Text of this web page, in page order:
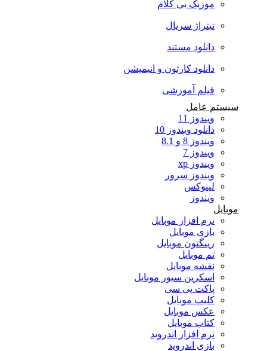
موزیک بی کلام
تیتراژ سریال
دانلود مستند
دانلود کارتون و انیمیشن
فیلم آموزشی
سیستم عامل
ویندوز 11
دانلود ویندوز 10
ویندوز 8 و 8.1
ویندوز 7
ویندوز xp
ویندوز سرور
لینوکس
ویندوز
موبایل
نرم افزار موبایل
بازی موبایل
رینگتون موبایل
تم موبایل
نقشه موبایل
اسکرین سیور موبایل
پاکت پی سی
کلیپ موبایل
عکس موبایل
کتاب موبایل
نرم افزار اندروید
بازی اندروید